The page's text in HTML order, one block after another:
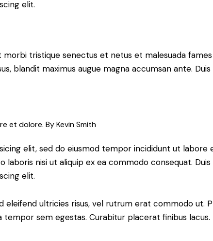
elit.
tristique senectus et netus et malesuada
blandit maximus augue magna accumsan ante.
et dolore. ByKevin Smith
elit, sed do eiusmod tempor incididunt ut labore
laboris nisi ut aliquip ex ea commodo consequat.
elit.
ultricies risus, vel rutrum erat commodo ut.
tempor sem egestas. Curabitur placerat finibus lacus.